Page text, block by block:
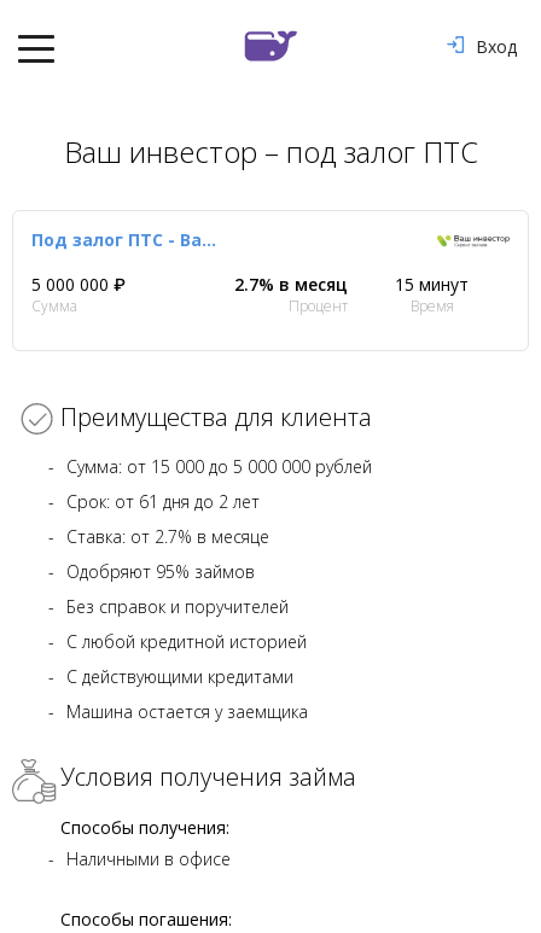
Вход
Ваш инвестор – под залог ПТС
Под залог ПТС - Ваш Инвестор
5 000 000 ₽
Сумма
2.7% в месяц
Процент
15 минут
Время
Преимущества для клиента
Сумма: от 15 000 до 5 000 000 рублей
Срок: от 61 дня до 2 лет
Ставка: от 2.7% в месяце
Одобряют 95% займов
Без справок и поручителей
С любой кредитной историей
С действующими кредитами
Машина остается у заемщика
Условия получения займа
Способы получения:
Наличными в офисе
Способы погашения: